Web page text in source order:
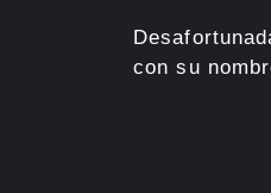
con su